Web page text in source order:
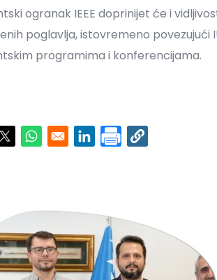
ogranak IEEE doprinijet će i
poglavlja, istovremeno povezujući
programima i konferencijama.
in a new window
Opens in a new window
Opens in a new window
Opens in a new window